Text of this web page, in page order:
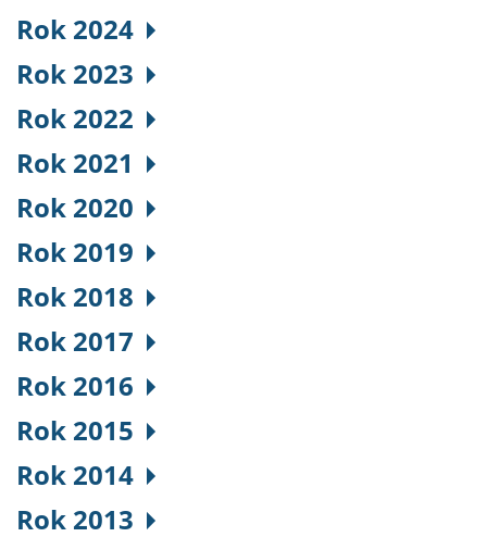
Rok 2024
Rok 2023
Rok 2022
Rok 2021
Rok 2020
Rok 2019
Rok 2018
Rok 2017
Rok 2016
Rok 2015
Rok 2014
Rok 2013